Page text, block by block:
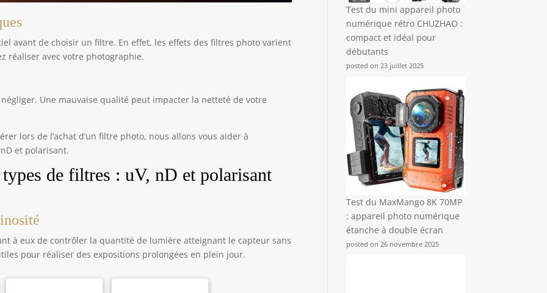
avant de choisir un filtre. En effet, les effets des filtres photo varient
réaliser avec votre photographie.
Une mauvaise qualité peut impacter la netteté de votre
lors de l’achat d’un filtre photo, nous allons vous aider à
et polarisant.
de filtres : uV, nD et polarisant
à eux de contrôler la quantité de lumière atteignant le capteur sans
pour réaliser des expositions prolongées en plein jour.
Test du mini appareil photo
numérique rétro CHUZHAO :
compact et idéal pour
débutants
posted on 23 juillet 2025
Test du MaxMango 8K 70MP
: appareil photo numérique
étanche à double écran
posted on 26 novembre 2025